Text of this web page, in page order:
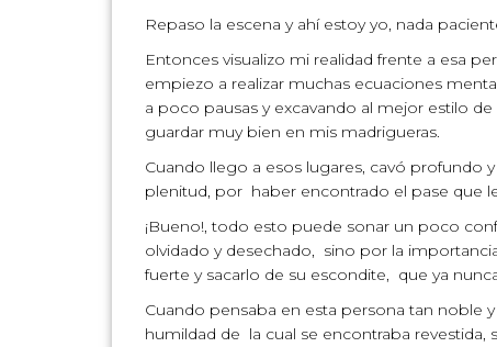
Repaso la escena y ahí estoy yo, nada
Entonces visualizo mi realidad frente a esa
empiezo a realizar muchas ecuaciones
a poco pausas y excavando al mejor estilo
guardar muy bien en mis madrigueras.
Cuando llego a esos lugares, cavó profundo
plenitud, por haber encontrado el pase que
¡Bueno!, todo esto puede sonar un poco
olvidado y desechado, sino por la
fuerte y sacarlo de su escondite, que ya
Cuando pensaba en esta persona tan noble
humildad de la cual se encontraba